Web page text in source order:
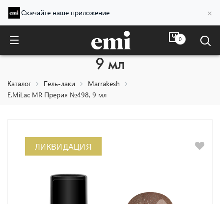
Скачайте наше приложение ×
0
E.MiLac MR Прерия №498,
9 мл
Каталог Гель-лаки
Marrakesh
E.MiLac MR Прерия №498, 9 мл
ЛИКВИДАЦИЯ